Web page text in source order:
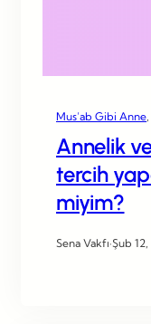
Mus’ab Gibi Anne
Annelik
tercih
miyim?
Sena Vakfı·Şub